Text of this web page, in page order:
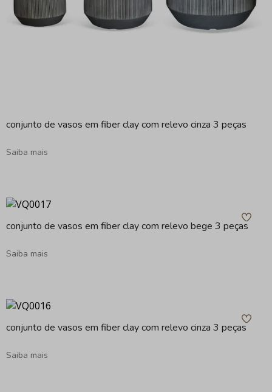
conjunto de vasos em fiber clay com relevo cinza 3 peças
Saiba mais
conjunto de vasos em fiber clay com relevo bege 3 peças
Saiba mais
conjunto de vasos em fiber clay com relevo cinza 3 peças
Saiba mais